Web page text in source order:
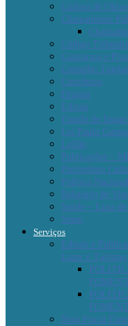
Código de Obras
Chamamento
Código
Concursos e
Conselho Tutelar
Convênios
Digisus
Editais
Estudo de
Lei Paulo
Leilão
Publicações –
Patrimônio
Política
Relatório de
Saúde – Lista
Sisop
Serviços
Editais e
Lazer e Turismo
Nota Fiscal